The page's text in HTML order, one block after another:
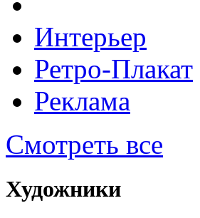
Интерьер
Ретро-Плакат
Реклама
Смотреть все
Художники